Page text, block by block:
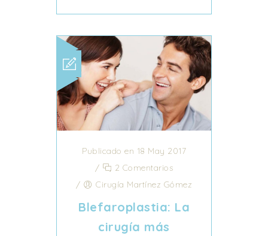
Publicado en 18 May 2017
/
2 Comentarios
/
Cirugía Martínez Gómez
Blefaroplastia: La
cirugía más